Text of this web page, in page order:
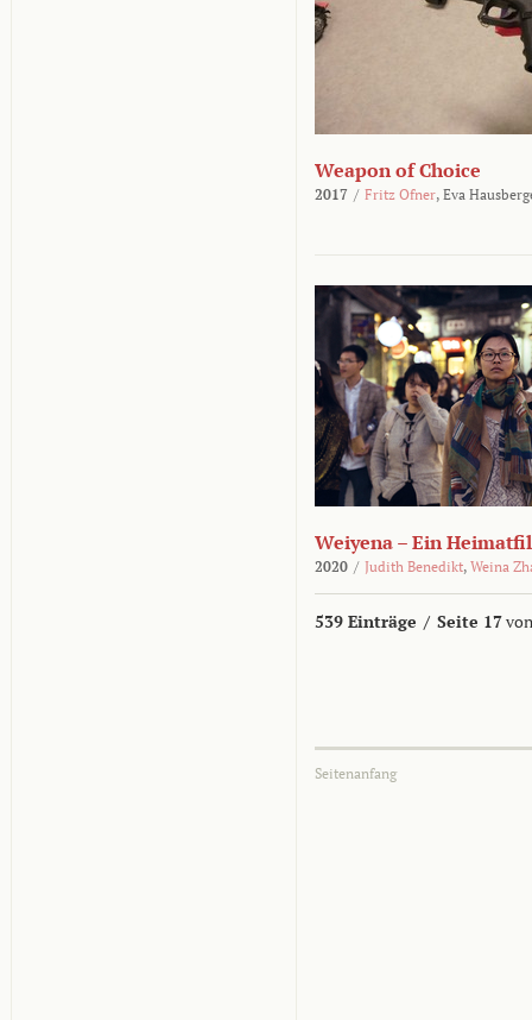
Weapon of Choice
2017 / Fritz Ofner, Eva
Weiyena – Ein
2020 / Judith Benedikt, Weina
539 Einträge / Seite 17
Seitenanfang